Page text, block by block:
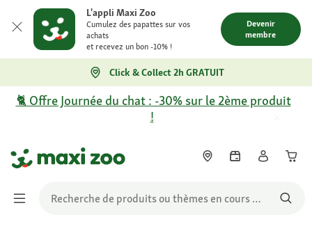
L'appli Maxi Zoo
Cumulez des papattes sur vos
achats
et recevez un bon -10% !
Devenir
membre
Click & Collect 2h GRATUIT
🐈 Offre Journée du chat : -30% sur le 2ème produit
!